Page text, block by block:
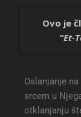
Ovo je
“Et-
Et-
Oslanjanje
srcem u
otklanjanju